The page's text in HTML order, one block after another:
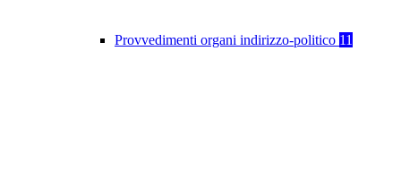
Provvedimenti organi indirizzo-politico 11